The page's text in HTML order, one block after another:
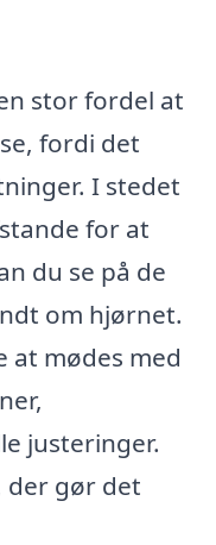
stor fordel at
fordi det
I stedet
for at
du se på de
om hjørnet.
at mødes med
justeringer.
der gør det